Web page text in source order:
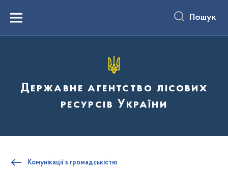
вмістуMenu Пошук
Державне агентство лісових
ресурсів України
Комунікації з громадськістю